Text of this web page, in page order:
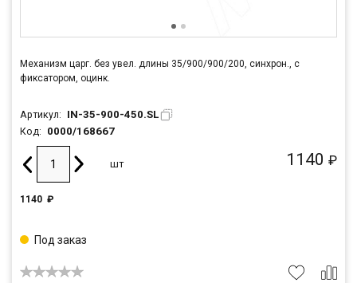
Механизм царг. без увел. длины 35/900/900/200, синхрон., с
фиксатором, оцинк.
Артикул: IN-35-900-450.SL
Код: 0000/168667
1140 ₽
шт
1140 ₽
Под заказ